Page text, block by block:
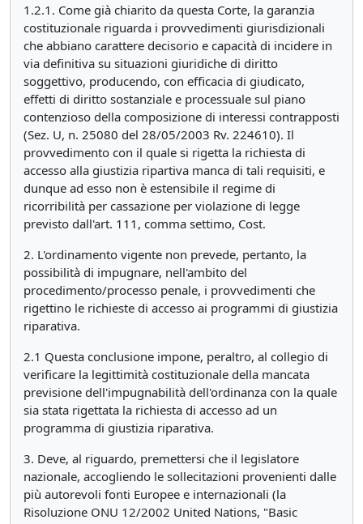
1.2.1. Come già chiarito da questa Corte, la garanzia
costituzionale riguarda i provvedimenti giurisdizionali
che abbiano carattere decisorio e capacità di incidere in
via definitiva su situazioni giuridiche di diritto
soggettivo, producendo, con efficacia di giudicato,
effetti di diritto sostanziale e processuale sul piano
contenzioso della composizione di interessi contrapposti
(Sez. U, n. 25080 del 28/05/2003 Rv. 224610). Il
provvedimento con il quale si rigetta la richiesta di
accesso alla giustizia ripartiva manca di tali requisiti, e
dunque ad esso non è estensibile il regime di
ricorribilità per cassazione per violazione di legge
previsto dall'art. 111, comma settimo, Cost.
2. L'ordinamento vigente non prevede, pertanto, la
possibilità di impugnare, nell'ambito del
procedimento/processo penale, i provvedimenti che
rigettino le richieste di accesso ai programmi di giustizia
riparativa.
2.1 Questa conclusione impone, peraltro, al collegio di
verificare la legittimità costituzionale della mancata
previsione dell'impugnabilità dell'ordinanza con la quale
sia stata rigettata la richiesta di accesso ad un
programma di giustizia riparativa.
3. Deve, al riguardo, premettersi che il legislatore
nazionale, accogliendo le sollecitazioni provenienti dalle
più autorevoli fonti Europee e internazionali (la
Risoluzione ONU 12/2002 United Nations, "Basic